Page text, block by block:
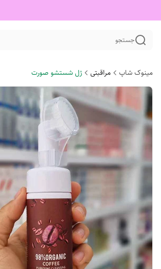
جستجو
مینوک شاپ مراقبتی ژل شستشو صورت